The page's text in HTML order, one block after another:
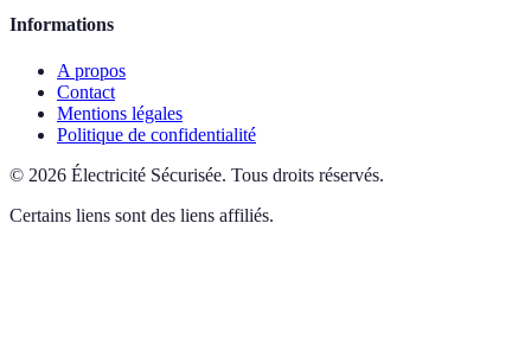
Informations
A propos
Contact
Mentions légales
Politique de confidentialité
© 2026 Électricité Sécurisée. Tous droits réservés.
Certains liens sont des liens affiliés.